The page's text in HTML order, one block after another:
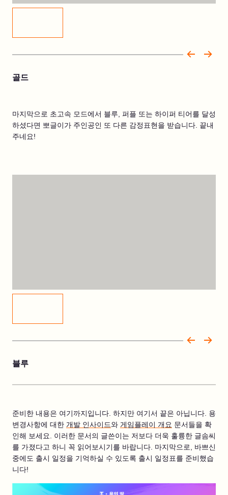
골드
마지막으로 초고속 모드에서 블루, 퍼플 또는 하이퍼 티어를 달성
하셨다면 뽀글이가 주인공인 또 다른 감정표현을 받습니다. 끝내
주네요!
블루
준비한 내용은 여기까지입니다. 하지만 여기서 끝은 아닙니다. 용
변경사항에 대한 개발 인사이드와 게임플레이 개요 문서들을 확
인해 보세요. 이러한 문서의 글쓴이는 저보다 더욱 훌륭한 글솜씨
를 가졌다고 하니 꼭 읽어보시기를 바랍니다. 마지막으로, 바쁘신
중에도 출시 일정을 기억하실 수 있도록 출시 일정표를 준비했습
니다!